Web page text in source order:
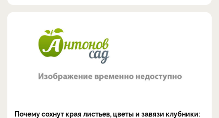
Почему сохнут края листьев, цветы и завязи клубники: